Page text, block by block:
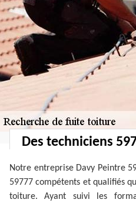
Des techniciens
Notre entreprise Davy Peintre
59777 compétents et qualifiés
toiture. Ayant suivi les